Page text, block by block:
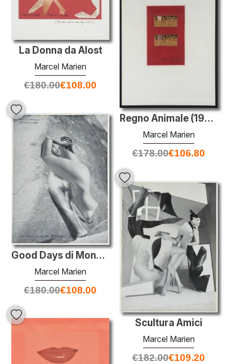
La Donna da Alost
Marcel Marien
€180.00€108.00
Regno Animale (1953) con traduzione in inglese
Marcel Marien
€178.00€106.80
Good Days di Monsieur Courbet
Marcel Marien
€180.00€108.00
Scultura Amici
Marcel Marien
€182.00€109.20